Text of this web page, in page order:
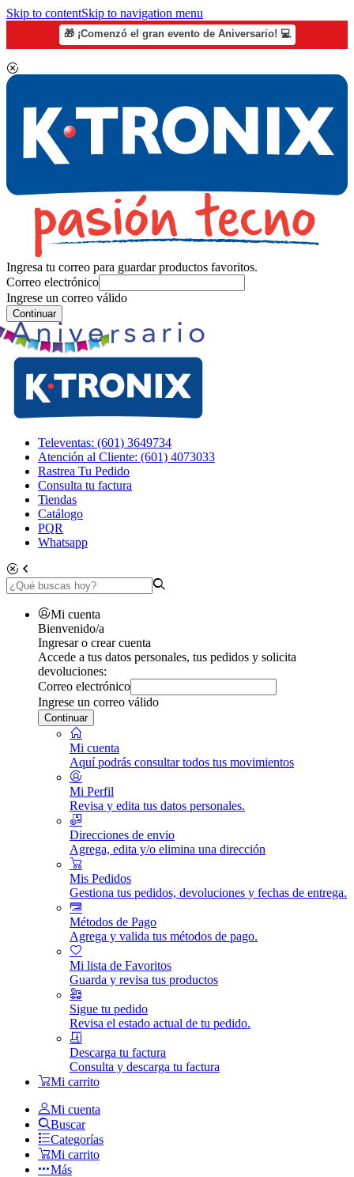
Skip to contentSkip to navigation menu
🎁 ¡Comenzó el gran evento de Aniversario! 💻
Ingresa tu correo para guardar productos favoritos.
Correo electrónico
Ingrese un correo válido
Continuar
Televentas: (601) 3649734
Atención al Cliente: (601) 4073033
Rastrea Tu Pedido
Consulta tu factura
Tiendas
Catálogo
PQR
Whatsapp
Mi cuenta
Bienvenido/a
Ingresar o crear cuenta
Accede a tus datos personales, tus pedidos y solicita
devoluciones:
Correo electrónico
Ingrese un correo válido
Continuar
Mi cuenta
Aquí podrás consultar todos tus movimientos
Mi Perfil
Revisa y edita tus datos personales.
Direcciones de envio
Agrega, edita y/o elimina una dirección
Mis Pedidos
Gestiona tus pedidos, devoluciones y fechas de entrega.
Métodos de Pago
Agrega y valida tus métodos de pago.
Mi lista de Favoritos
Guarda y revisa tus productos
Sigue tu pedido
Revisa el estado actual de tu pedido.
Descarga tu factura
Consulta y descarga tu factura
Mi carrito
Mi cuenta
Buscar
Categorías
Mi carrito
Más